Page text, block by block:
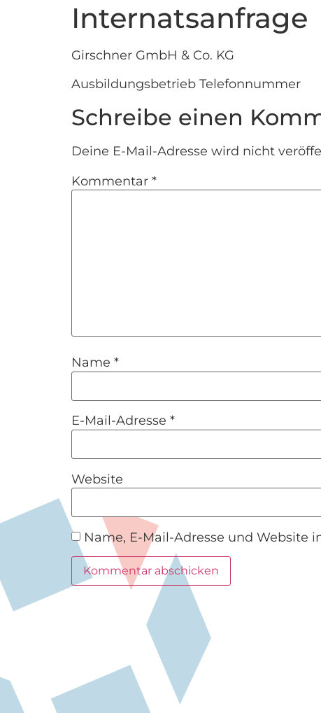
Internatsanfrage
Girschner GmbH & Co. KG
Ausbildungsbetrieb Telefonnummer
Schreibe einen
Deine E-Mail-Adresse wird nicht
Kommentar *
Name *
E-Mail-Adresse *
Website
Name, E-Mail-Adresse und Website